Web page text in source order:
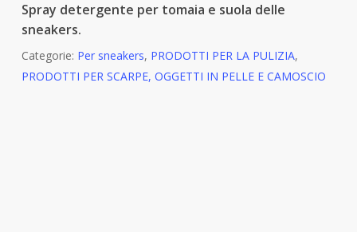
Spray detergente per tomaia e suola delle
sneakers.
Categorie: Per sneakers, PRODOTTI PER LA PULIZIA,
PRODOTTI PER SCARPE, OGGETTI IN PELLE E CAMOSCIO